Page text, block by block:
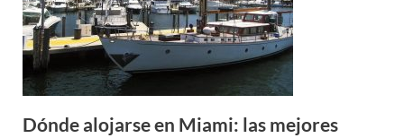
Dónde alojarse en Miami: las mejores